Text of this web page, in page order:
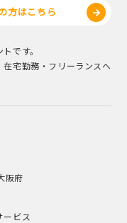
方はこちら
です。
宅勤務・フリーランスへ
阪府
ービス